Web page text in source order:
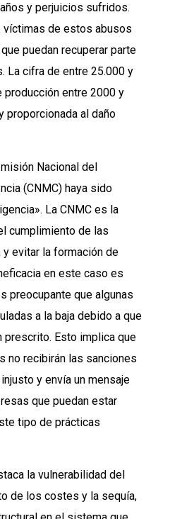
y perjuicios sufridos.
víctimas de estos abusos
puedan recuperar parte
La cifra de entre 25.000 y
producción entre 2000 y
proporcionada al daño
Nacional del
(CNMC) haya sido
La CNMC es la
cumplimiento de las
evitar la formación de
en este caso es
preocupante que algunas
a la baja debido a que
prescrito. Esto implica que
no recibirán las sanciones
y envía un mensaje
que puedan estar
tipo de prácticas
la vulnerabilidad del
de los costes y la sequía,